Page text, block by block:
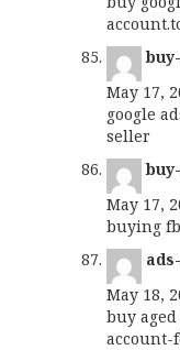
May 17,
google
seller
May 17,
buying
May 18,
buy aged
account-